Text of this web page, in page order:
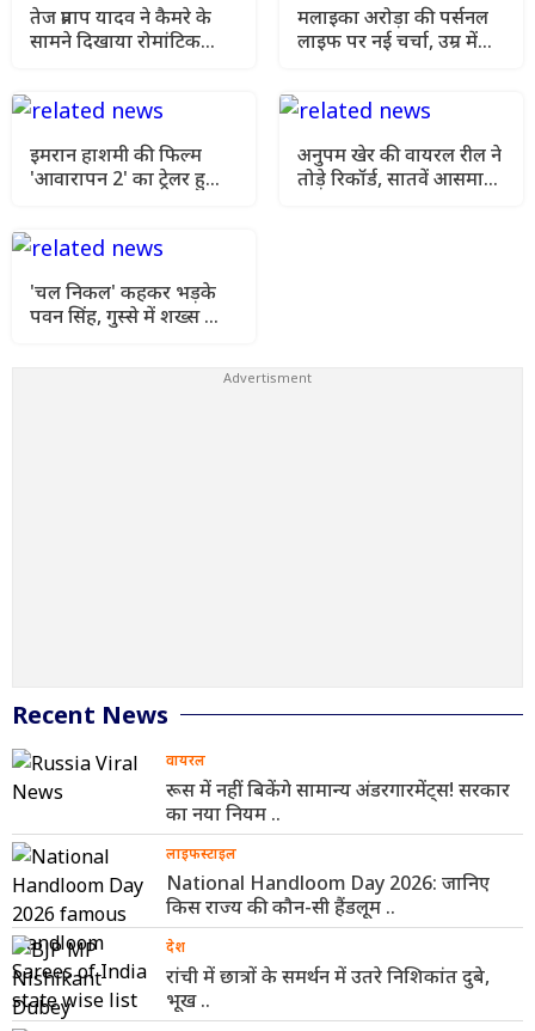
तेज प्रताप यादव ने कैमरे के
सामने दिखाया रोमांटिक
मलाइका अरोड़ा की पर्सनल
लाइफ पर नई चर्चा, उम्र में
इमरान हाशमी की फिल्म
'आवारापन 2' का ट्रेलर हुआ
दमदार अंदाज
अनुपम खेर की वायरल रील ने
तोड़े रिकॉर्ड, सातवें आसमान
'चल निकल' कहकर भड़के
पवन सिंह, गुस्से में शख्स को
Recent News
वायरल
रूस में नहीं बिकेंगे सामान्य अंडरगारमेंट्स! सरकार
का नया नियम ..
लाइफस्टाइल
National Handloom Day 2026: जानिए
किस राज्य की कौन-सी हैंडलूम ..
देश
रांची में छात्रों के समर्थन में उतरे निशिकांत दुबे,
भूख ..